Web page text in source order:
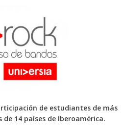
de estudiantes de más
de 14 países de Iberoamérica.